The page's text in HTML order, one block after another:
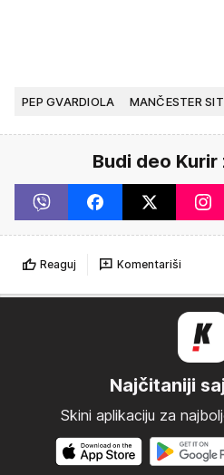
PEP GVARDIOLA MANČESTER
Budi deo
Reaguj Komentariši
Najčitaniji
Skini aplikaciju za